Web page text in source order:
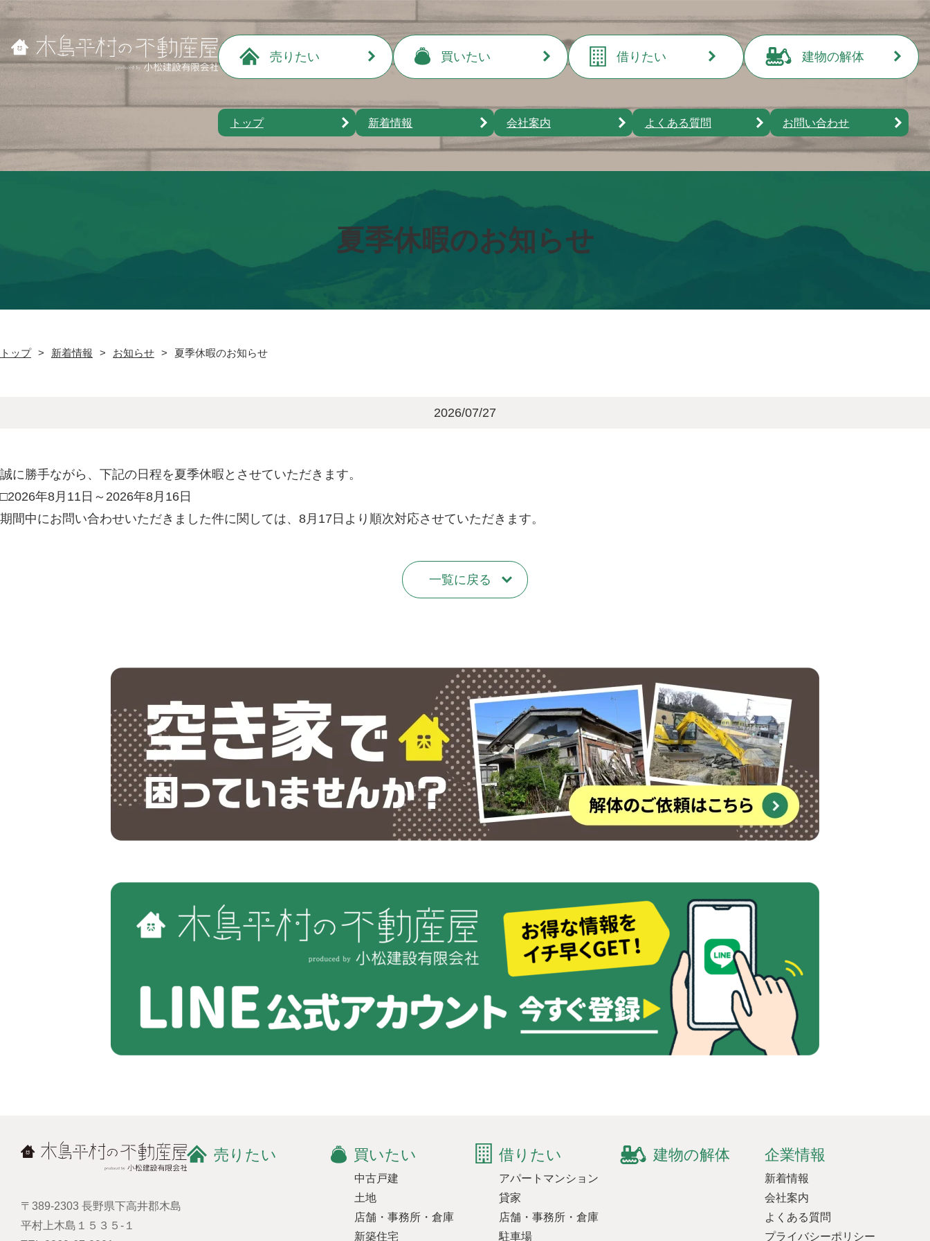
売りたい 買いたい
店舗・事務所・倉庫
新築住宅
その他
借りたい
ン
貸家
建物の解体
トップ 新着情報 会社案内 よくある質問 お問い合わせ
売りたい
中古戸建て
土地
その他
借りたい
アパート・マンション
貸家
店舗・事務所・倉庫
駐車場
夏季休暇のお知らせ
トップ 新着情報 お知らせ 夏季休暇のお知らせ
2026/07/27
誠に勝手ながら、下記の日程を夏季休暇とさせていただきます。
□2026年8月11日～2026年8月16日
期間中にお問い合わせいただきました件に関しては、8月17日より順次対応させていただきます。
一覧に戻る
〒389-2303 長野県下高井郡木島
平村上木島１５３５-１
売りたい 買いたい
中古戸建
土地
店舗・事務所・倉庫
新築住宅
借りたい
アパートマンション
貸家
店舗・事務所・倉庫
駐車場
建物の解体 企業情報
新着情報
会社案内
よくある質問
プライバシーポリシー